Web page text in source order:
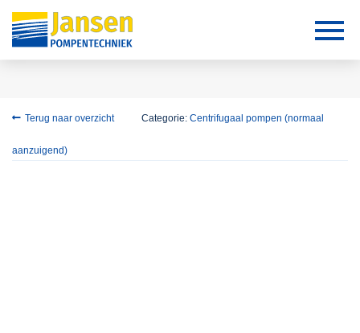
Terug naar overzicht Categorie: Centrifugaal pompen (normaal
aanzuigend)